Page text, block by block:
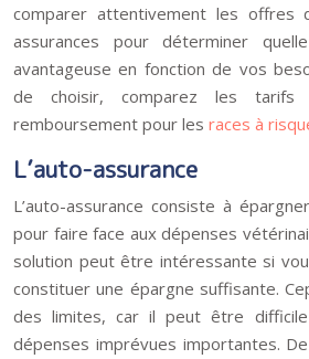
comparer attentivement les offres
assurances pour déterminer
avantageuse en fonction de vos
de choisir, comparez les
remboursement pour les races à
L’auto-assurance
L’auto-assurance consiste à
pour faire face aux dépenses
solution peut être intéressante si
constituer une épargne suffisante.
des limites, car il peut être
dépenses imprévues importantes. De